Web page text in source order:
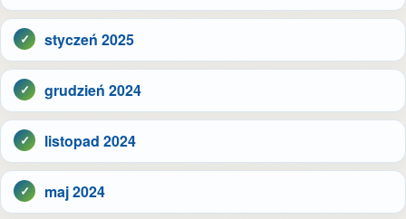
styczeń 2025
grudzień 2024
listopad 2024
maj 2024